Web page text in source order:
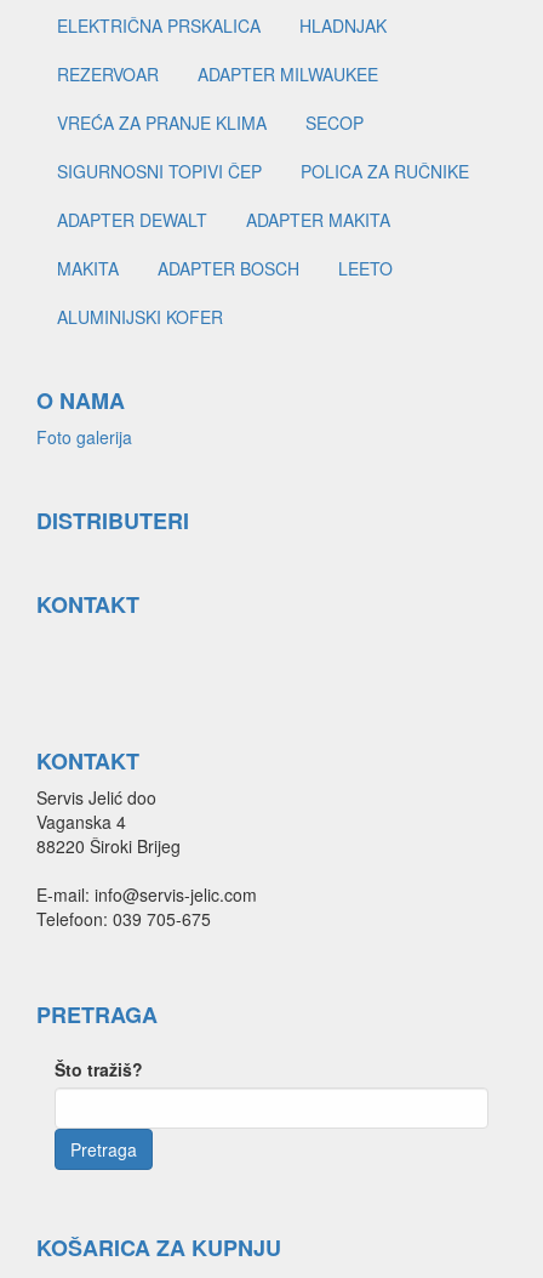
ELEKTRIČNA PRSKALICA
HLADNJAK
REZERVOAR
ADAPTER MILWAUKEE
VREĆA ZA PRANJE KLIMA
SECOP
SIGURNOSNI TOPIVI ČEP
POLICA ZA RUČNIKE
ADAPTER DEWALT
ADAPTER MAKITA
MAKITA
ADAPTER BOSCH
LEETO
ALUMINIJSKI KOFER
O NAMA
Foto galerija
DISTRIBUTERI
KONTAKT
KONTAKT
Servis Jelić doo
Vaganska 4
88220 Široki Brijeg
E-mail: info@servis-jelic.com
Telefoon: 039 705-675
PRETRAGA
Što tražiš?
KOŠARICA ZA KUPNJU